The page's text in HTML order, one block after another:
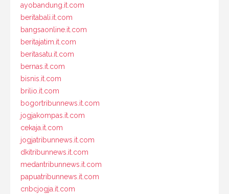
ayobandung.it.com
beritabali.it.com
bangsaonline.it.com
beritajatim.it.com
beritasatu.it.com
bernas.it.com
bisnis.it.com
brilio.it.com
bogortribunnews.it.com
jogjakompas.it.com
cekaja.it.com
jogjatribunnews.it.com
dkitribunnews.it.com
medantribunnews.it.com
papuatribunnews.it.com
cnbcjogja.it.com